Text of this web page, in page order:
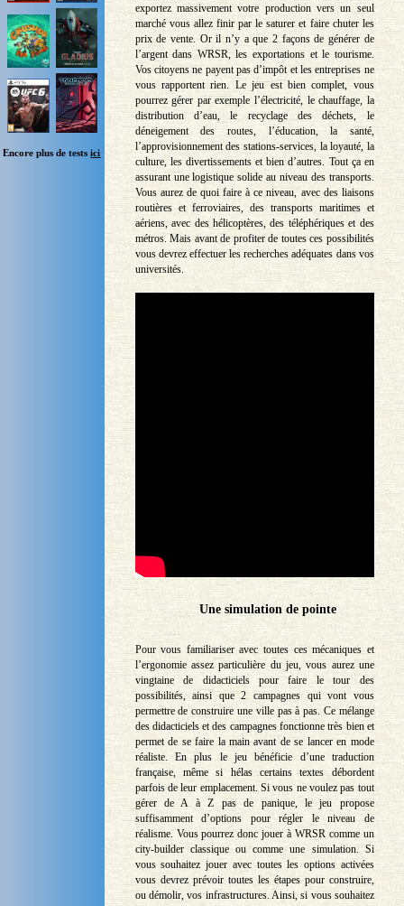
Encore plus de testsici
exportez massivement votre production vers un seul
marché vous allez finir par le saturer et faire chuter les
prix de vente. Or il n’y a que 2 façons de générer de
l’argent dans WRSR, les exportations et le tourisme.
Vos citoyens ne payent pas d’impôt et les entreprises ne
vous rapportent rien. Le jeu est bien complet, vous
pourrez gérer par exemple l’électricité, le chauffage, la
distribution d’eau, le recyclage des déchets, le
déneigement des routes, l’éducation, la santé,
l’approvisionnement des stations-services, la loyauté, la
culture, les divertissements et bien d’autres. Tout ça en
assurant une logistique solide au niveau des transports.
Vous aurez de quoi faire à ce niveau, avec des liaisons
routières et ferroviaires, des transports maritimes et
aériens, avec des hélicoptères, des téléphériques et des
métros. Mais avant de profiter de toutes ces possibilités
vous devrez effectuer les recherches adéquates dans vos
universités.
Une simulation de pointe
Pour vous familiariser avec toutes ces mécaniques et
l’ergonomie assez particulière du jeu, vous aurez une
vingtaine de didacticiels pour faire le tour des
possibilités, ainsi que 2 campagnes qui vont vous
permettre de construire une ville pas à pas. Ce mélange
des didacticiels et des campagnes fonctionne très bien et
permet de se faire la main avant de se lancer en mode
réaliste. En plus le jeu bénéficie d’une traduction
française, même si hélas certains textes débordent
parfois de leur emplacement. Si vous ne voulez pas tout
gérer de A à Z pas de panique, le jeu propose
suffisamment d’options pour régler le niveau de
réalisme. Vous pourrez donc jouer à WRSR comme un
city-builder classique ou comme une simulation. Si
vous souhaitez jouer avec toutes les options activées
vous devrez prévoir toutes les étapes pour construire,
ou démolir, vos infrastructures. Ainsi, si vous souhaitez